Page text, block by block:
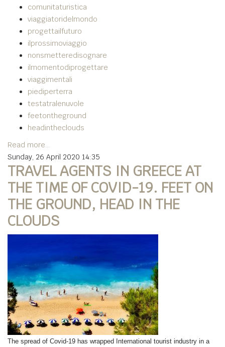
comunitaturistica
viaggiatoridelmondo
progettailfuturo
ilprossimoviaggio
nonsmetteredisognare
ilmomentodiprogettare
viaggimentali
piediperterra
testatralenuvole
feetontheground
headintheclouds
Read more...
Sunday, 26 April 2020 14:35
TRAVEL AGENTS IN GREECE AT
THE TIME OF COVID-19. FEET ON
THE GROUND, HEAD IN THE
CLOUDS
The spread of Covid-19 has wrapped International tourist industry in a